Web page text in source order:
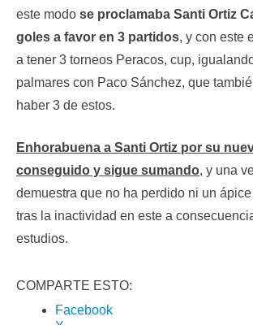
este modo se proclamaba Santi Ortiz
goles a favor en 3 partidos, y con este
a tener 3 torneos Peracos, cup,
palmares con Paco Sánchez, que
haber 3 de estos.
Enhorabuena a Santi Ortiz por su
conseguido y sigue sumando, y una
demuestra que no ha perdido ni un
tras la inactividad en este a
estudios.
COMPARTE ESTO:
Facebook